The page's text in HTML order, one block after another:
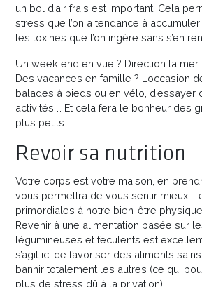
un bol d’air frais est important. Cela
stress que l’on a tendance à
les toxines que l’on ingère sans s’en
Un week end en vue ? Direction la mer
Des vacances en famille ? L’occasion
balades à pieds ou en vélo, d’essayer
activités … Et cela fera le bonheur des
plus petits.
Revoir sa nutrition
Votre corps est votre maison, en
vous permettra de vous sentir mieux.
primordiales à notre bien-être physique
Revenir à une alimentation basée sur
légumineuses et féculents est
s’agit ici de favoriser des aliments
bannir totalement les autres (ce qui
plus de stress dû à la privation).